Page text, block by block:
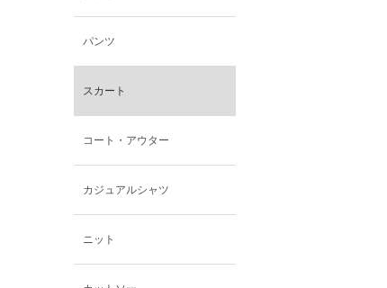
ファインデーション
ローズペッシュ / パル
モンド
パンツ
スカート
コート・アウター
カジュアルシャツ
ニット